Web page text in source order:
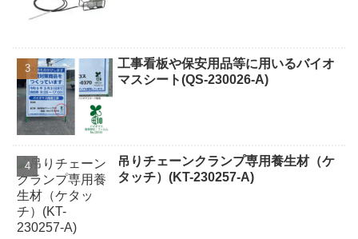
工事看板や保安用品等に用いるバイオ
マスシート(QS-230026-A)
吊りチェーンクランプ専用養生材（ケ
タッチ）(KT-230257-A)